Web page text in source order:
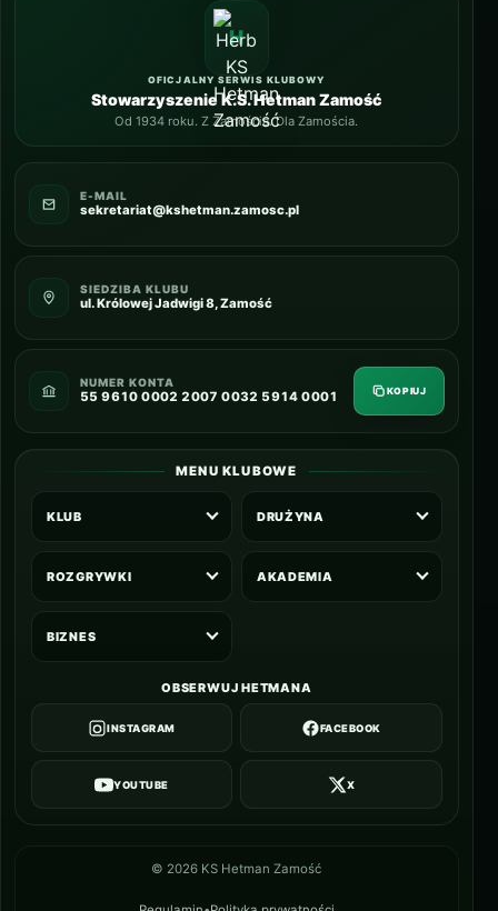
OFICJALNY SERWIS KLUBOWY
Stowarzyszenie K.S. Hetman Zamość
Od 1934 roku. Z Zamościa. Dla Zamościa.
E-MAIL
sekretariat@kshetman.zamosc.pl
SIEDZIBA KLUBU
ul. Królowej Jadwigi 8, Zamość
NUMER KONTA
55 9610 0002 2007 0032 5914 0001 KOPIUJ
MENU KLUBOWE
KLUB DRUŻYNA
ROZGRYWKI AKADEMIA
BIZNES
OBSERWUJ HETMANA
INSTAGRAM FACEBOOK
YOUTUBE X
© 2026 KS Hetman Zamość